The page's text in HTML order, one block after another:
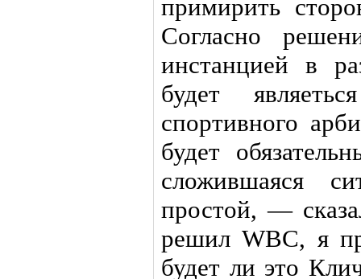
примирить
Согласно
инстанцией в
будет
спортивного
будет
сложившаяся
простой, —
решил WBC, я
будет ли это